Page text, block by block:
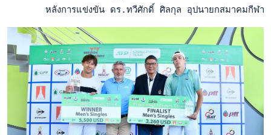
หลังการแข่งขัน ดร.ทวีศักดิ์ ศิลกุล อุปนายกสมาคมกีฬา